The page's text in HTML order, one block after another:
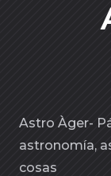
Astro Àger-
astronomía,
cosas